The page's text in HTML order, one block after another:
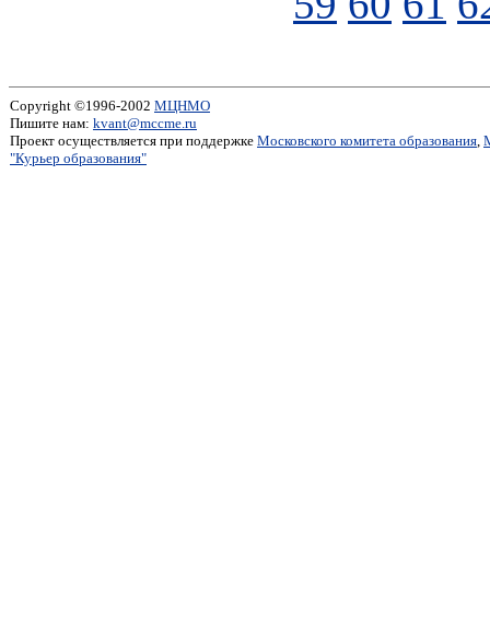
Copyright ©1996-2002 МЦНМО
Пишите нам: kvant@mccme.ru
Проект осуществляется при поддержке Московского комитета образования,
"Курьер образования"